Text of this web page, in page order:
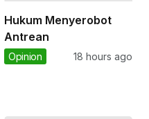
Hukum Menyerobot
Antrean
Opinion 18 hours ago